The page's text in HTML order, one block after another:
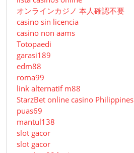
オンラインカジノ 本人確認不要
casino sin licencia
casino non aams
Totopaedi
garasi189
edm88
roma99
link alternatif m88
StarzBet online casino Philippines
puas69
mantul138
slot gacor
slot gacor